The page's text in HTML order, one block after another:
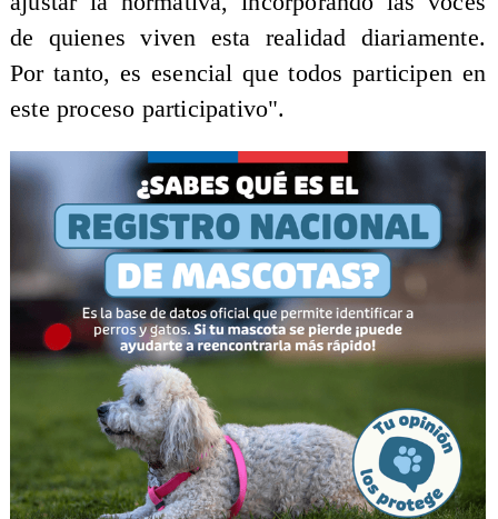
de quienes viven esta realidad diariamente.
Por tanto, es esencial que todos participen en
este proceso participativo".